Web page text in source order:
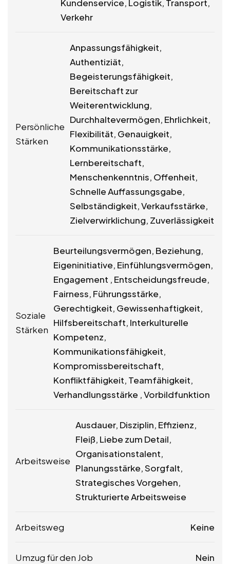
Kundenservice, Logistik, Transport,
Verkehr
Persönliche
Stärken
Anpassungsfähigkeit,
Authentiziät,
Begeisterungsfähigkeit,
Bereitschaft zur
Weiterentwicklung,
Durchhaltevermögen, Ehrlichkeit,
Flexibilität, Genauigkeit,
Kommunikationsstärke,
Lernbereitschaft,
Menschenkenntnis, Offenheit,
Schnelle Auffassungsgabe,
Selbständigkeit, Verkaufsstärke,
Zielverwirklichung, Zuverlässigkeit
Soziale
Stärken
Beurteilungsvermögen, Beziehung,
Eigeninitiative, Einfühlungsvermögen,
Engagement , Entscheidungsfreude,
Fairness, Führungsstärke,
Gerechtigkeit, Gewissenhaftigkeit,
Hilfsbereitschaft, Interkulturelle
Kompetenz,
Kommunikationsfähigkeit,
Kompromissbereitschaft,
Konfliktfähigkeit, Teamfähigkeit,
Verhandlungsstärke , Vorbildfunktion
Arbeitsweise
Ausdauer, Disziplin, Effizienz,
Fleiß, Liebe zum Detail,
Organisationstalent,
Planungsstärke, Sorgfalt,
Strategisches Vorgehen,
Strukturierte Arbeitsweise
Arbeitsweg Keine
Umzug für den Job Nein